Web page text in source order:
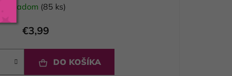
Skladom (85 ks)
€3,99
DO KOŠÍKA